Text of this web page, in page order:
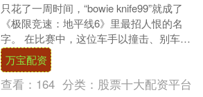
只花了一周时间，“bowie knife99”就成了
《极限竞速：地平线6》里最招人恨的名
字。 在比赛中，这位车手以撞击、别车、
甚至从高处一跃而下砸到玩家车顶等花....
万宝配资
查看： 164 分类： 股票十大配资平台